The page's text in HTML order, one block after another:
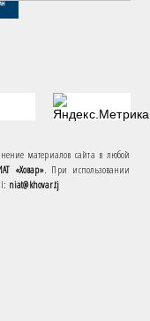
материалов сайта в любой
«Ховар». При использовании
niat@khovar.tj